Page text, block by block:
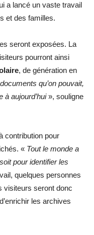
a lancé un vaste travail
et des familles.
seront exposées. La
pourront ainsi
, de génération en
qu’on pouvait,
à aujourd’hui», souligne
contribution pour
« Tout le monde a
pour identifier les
quelques personnes
visiteurs seront donc
les archives